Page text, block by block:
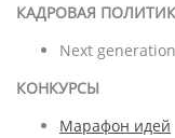
КАДРОВАЯ
Next
КОНКУРСЫ
Марафон идей